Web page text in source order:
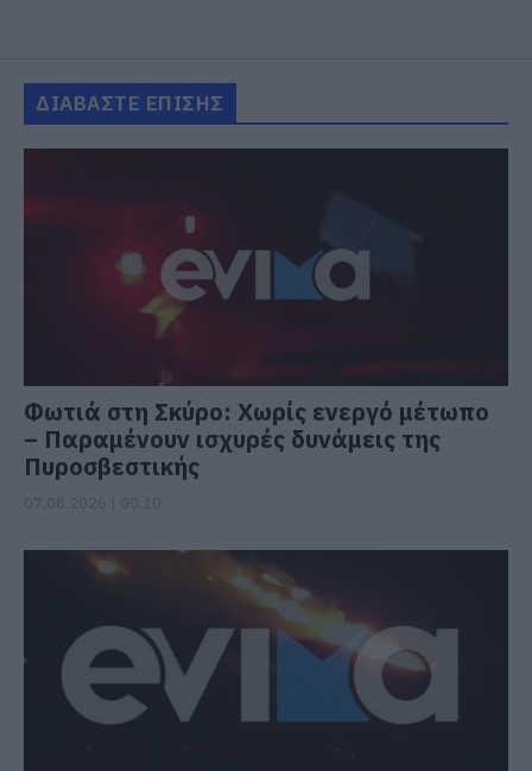
ΔΙΑΒΑΣΤΕ ΕΠΙΣΗΣ
Φωτιά στη Σκύρο: Χωρίς ενεργό μέτωπο
– Παραμένουν ισχυρές δυνάμεις της
Πυροσβεστικής